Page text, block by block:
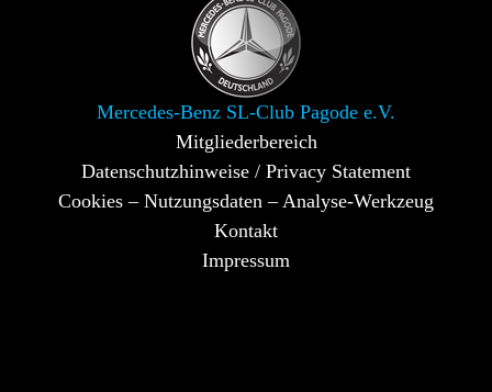
Mercedes-Benz SL-Club Pagode e.V.
Mitgliederbereich
Datenschutzhinweise / Privacy Statement
Cookies – Nutzungsdaten – Analyse-Werkzeug
Kontakt
Impressum